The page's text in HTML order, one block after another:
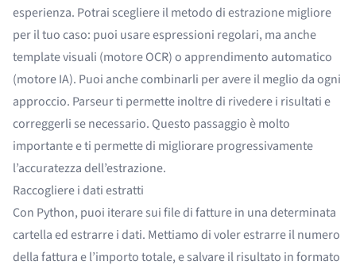
esperienza. Potrai scegliere il metodo di estrazione migliore
per il tuo caso: puoi usare espressioni regolari, ma anche
template visuali (motore OCR) o apprendimento automatico
(motore IA). Puoi anche combinarli per avere il meglio da ogni
approccio. Parseur ti permette inoltre di rivedere i risultati e
correggerli se necessario. Questo passaggio è molto
importante e ti permette di migliorare progressivamente
l’accuratezza dell’estrazione.
Raccogliere i dati estratti
Con Python, puoi iterare sui file di fatture in una determinata
cartella ed estrarre i dati. Mettiamo di voler estrarre il numero
della fattura e l’importo totale, e salvare il risultato in formato